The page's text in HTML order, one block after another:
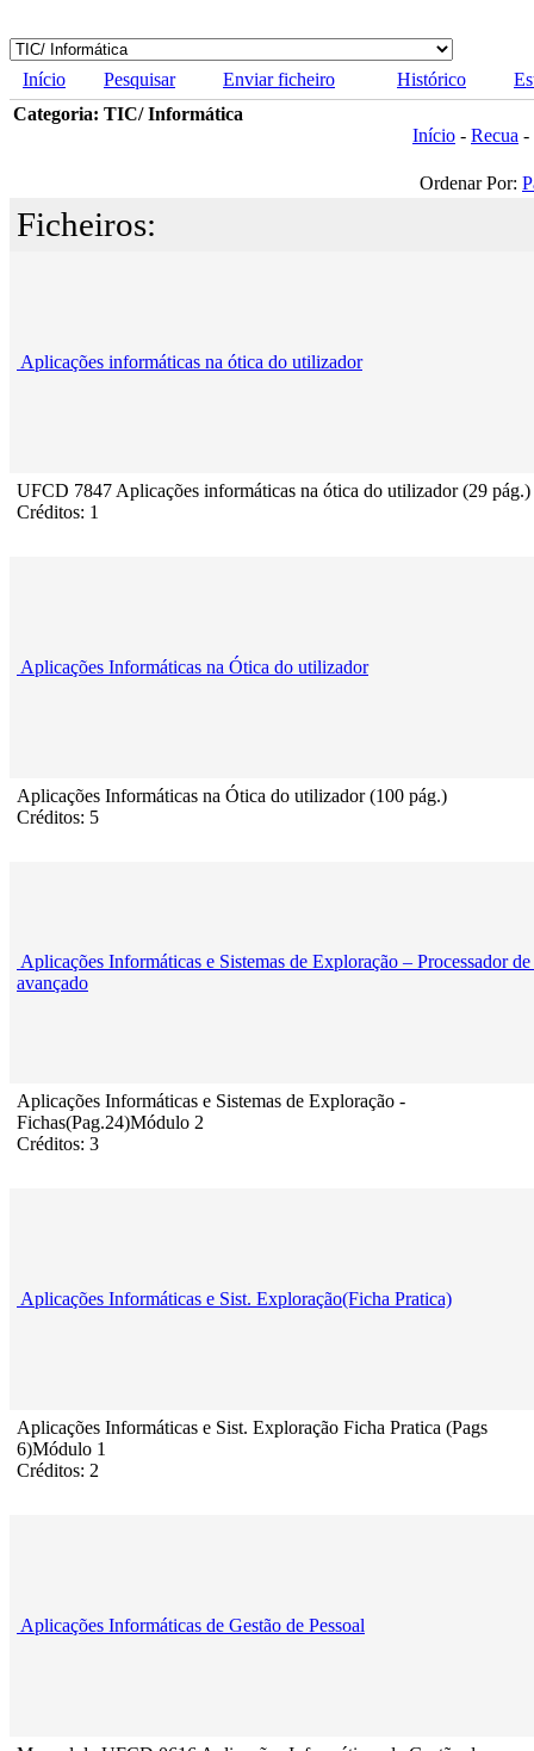
Início Pesquisar Enviar ficheiro Histórico
Categoria: TIC/ Informática
Início - Recua -
Ordenar Por:
Ficheiros:
Aplicações informáticas na ótica do utilizador
UFCD 7847 Aplicações informáticas na ótica do utilizador (29 pág.)
Créditos: 1
Aplicações Informáticas na Ótica do utilizador
Aplicações Informáticas na Ótica do utilizador (100 pág.)
Créditos: 5
Aplicações Informáticas e Sistemas de Exploração – Processador
avançado
Aplicações Informáticas e Sistemas de Exploração -
Fichas(Pag.24)Módulo 2
Créditos: 3
Aplicações Informáticas e Sist. Exploração(Ficha Pratica)
Aplicações Informáticas e Sist. Exploração Ficha Pratica (Pags
6)Módulo 1
Créditos: 2
Aplicações Informáticas de Gestão de Pessoal